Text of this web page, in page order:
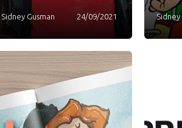
Sidney Gusman 24/09/2021 Sidney